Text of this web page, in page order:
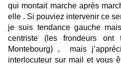
qui montait marche après
elle . Si pouviez intervenir ce
je suis tendance gauche
centriste (les frondeurs ont
Montebourg) , mais
interlocuteur sur mail et vous